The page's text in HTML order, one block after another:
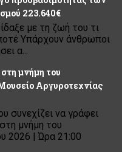
223.640€
με τη ζωή του τι
Υπάρχουν άνθρωποι
α...
μνήμη του
Αργυροτεχνίας
συνεχίζει να γράφει
μνήμη του
2026 | Ώρα 21:00